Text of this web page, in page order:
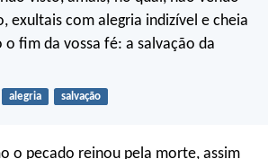
exultais com alegria indizível e cheia
fim da vossa fé: a salvação da
alegria salvação
o pecado reinou pela morte, assim